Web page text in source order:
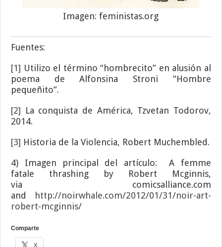
Imagen: feministas.org
Fuentes:
[1] Utilizo el término “hombrecito” en alusión al
poema de Alfonsina Stroni “Hombre
pequeñito”.
[2] La conquista de América, Tzvetan Todorov,
2014.
[3] Historia de la Violencia, Robert Muchembled.
4) Imagen principal del artículo: A femme
fatale thrashing by Robert Mcginnis,
via comicsalliance.com
and
http://noirwhale.com/2012/01/31/noir-art-
robert-mcginnis/
Comparte